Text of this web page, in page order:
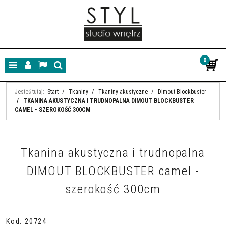
MenuPanelLangSzukaj
0
Jesteś tutaj: Start / Tkaniny / Tkaniny akustyczne /
Dimout Blockbuster
/
TKANINA AKUSTYCZNA I TRUDNOPALNA DIMOUT BLOCKBUSTER
CAMEL - SZEROKOŚĆ 300CM
Tkanina akustyczna i trudnopalna
DIMOUT BLOCKBUSTER camel -
szerokość 300cm
Kod : 20724